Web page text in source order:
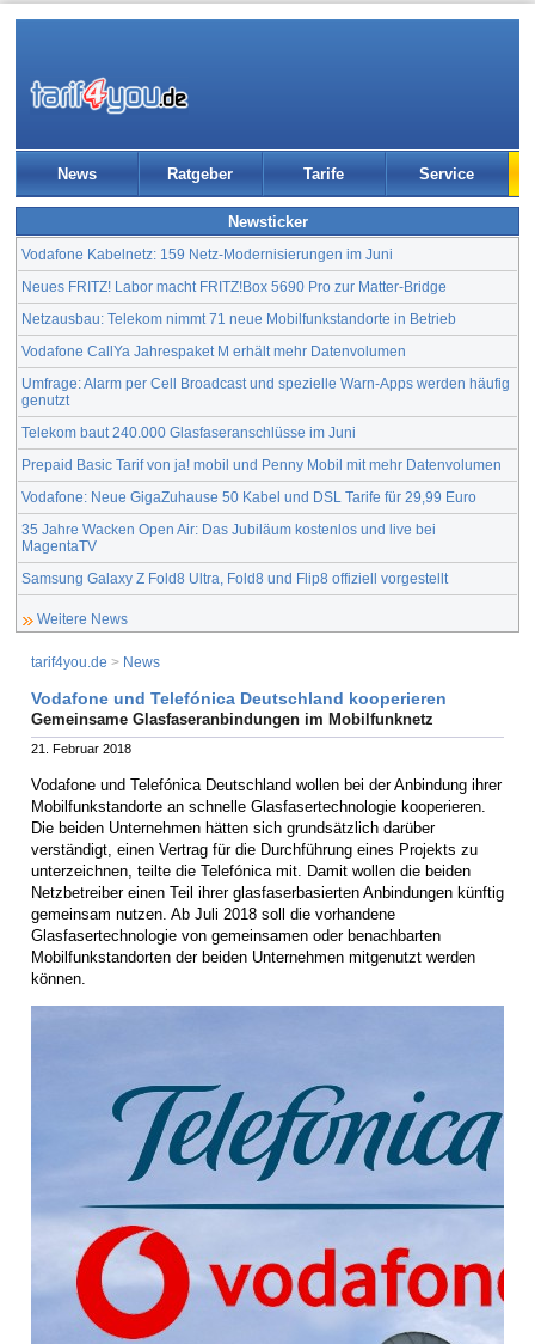
News Ratgeber Tarife Service
Newsticker
Vodafone Kabelnetz: 159 Netz-Modernisierungen im Juni
Neues FRITZ! Labor macht FRITZ!Box 5690 Pro zur Matter-Bridge
Netzausbau: Telekom nimmt 71 neue Mobilfunkstandorte in Betrieb
Vodafone CallYa Jahrespaket M erhält mehr Datenvolumen
Umfrage: Alarm per Cell Broadcast und spezielle Warn-Apps werden häufig
genutzt
Telekom baut 240.000 Glasfaseranschlüsse im Juni
Prepaid Basic Tarif von ja! mobil und Penny Mobil mit mehr Datenvolumen
Vodafone: Neue GigaZuhause 50 Kabel und DSL Tarife für 29,99 Euro
35 Jahre Wacken Open Air: Das Jubiläum kostenlos und live bei
MagentaTV
Samsung Galaxy Z Fold8 Ultra, Fold8 und Flip8 offiziell vorgestellt
Weitere News
tarif4you.de > News
Vodafone und Telefónica Deutschland kooperieren
Gemeinsame Glasfaseranbindungen im Mobilfunknetz
21. Februar 2018
Vodafone und Telefónica Deutschland wollen bei der Anbindung ihrer
Mobilfunkstandorte an schnelle Glasfasertechnologie kooperieren.
Die beiden Unternehmen hätten sich grundsätzlich darüber
verständigt, einen Vertrag für die Durchführung eines Projekts zu
unterzeichnen, teilte die Telefónica mit. Damit wollen die beiden
Netzbetreiber einen Teil ihrer glasfaserbasierten Anbindungen künftig
gemeinsam nutzen. Ab Juli 2018 soll die vorhandene
Glasfasertechnologie von gemeinsamen oder benachbarten
Mobilfunkstandorten der beiden Unternehmen mitgenutzt werden
können.